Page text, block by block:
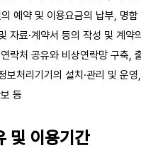
의 예약 및 이용요금의 납부, 명
자료·계약서 등의 작성 및 계약
락처 공유와 비상연락망 구축,
보처리기기의 설치·관리 및 운
등
및 이용기간